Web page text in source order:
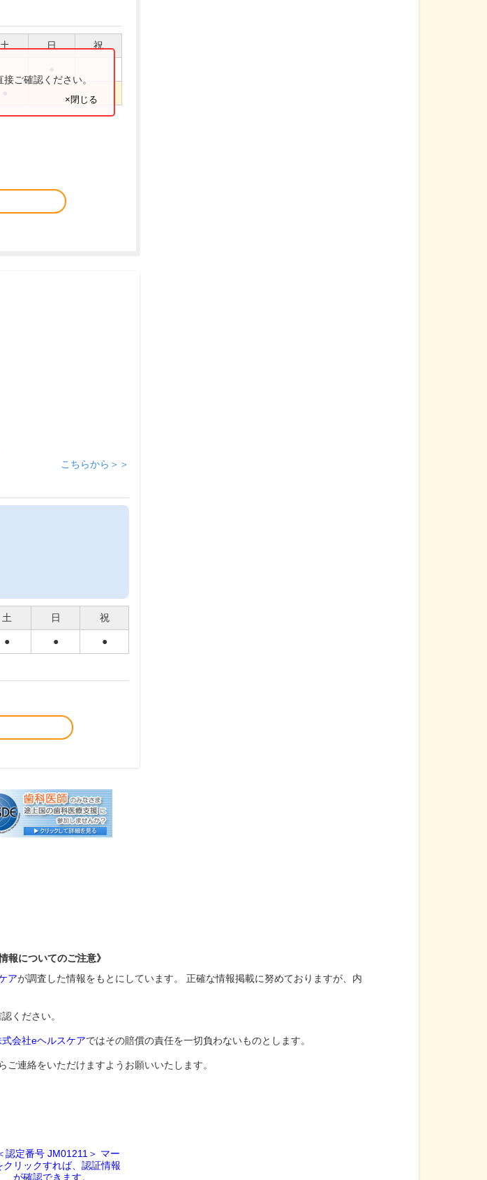
土 日 祝
ご確認ください。
×閉じる
こちらから＞＞
土 日 祝
● ● ●
報についてのご注意》
アが調査した情報をもとにしています。 正確な情報掲載に努めておりますが、内
ください。
式会社eヘルスケアではその賠償の責任を一切負わないものとします。
ご連絡をいただけますようお願いいたします。